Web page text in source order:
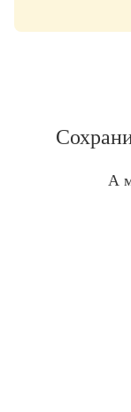
А